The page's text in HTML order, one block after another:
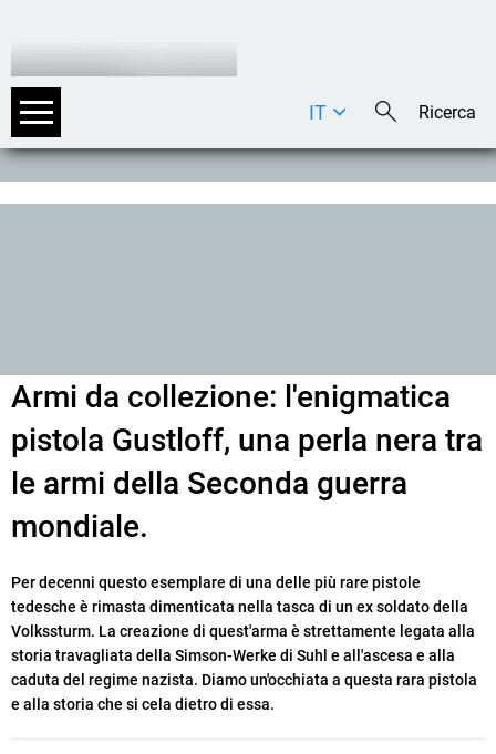
DE
IT
Armi da collezione: l'enigmatica
pistola Gustloff, una perla nera tra
le armi della Seconda guerra
mondiale.
Per decenni questo esemplare di una delle più rare pistole
tedesche è rimasta dimenticata nella tasca di un ex soldato della
Volkssturm. La creazione di quest'arma è strettamente legata alla
storia travagliata della Simson-Werke di Suhl e all'ascesa e alla
caduta del regime nazista. Diamo un'occhiata a questa rara pistola
e alla storia che si cela dietro di essa.